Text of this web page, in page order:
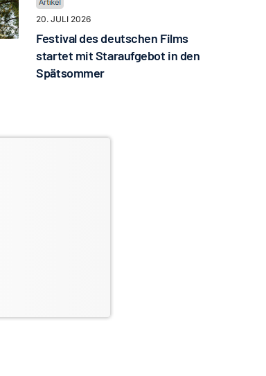
20. JULI 2026
Festival des deutschen Films
startet mit Staraufgebot in den
Spätsommer